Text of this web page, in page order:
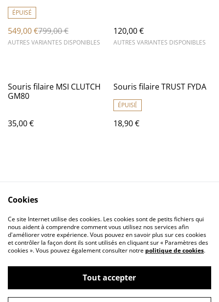
ÉPUISÉ
549,00 €799,00 €
AUTRES VARIANTES DISPONIBLES
120,00 €
AUTRES VARIANTES DISPONIBLES
Souris filaire MSI CLUTCH
GM80
35,00 €
Souris filaire TRUST FYDA
ÉPUISÉ
18,90 €
Contact Us
Legal Terms
Privacy Policy
Cookie Policy
©2026RDX Multimédia
Cookies
Ce site Internet utilise des cookies. Les cookies sont de petits fichiers qui
nous aident à comprendre comment vous utilisez nos services afin
d'améliorer votre expérience. Vous pouvez en savoir plus sur ces cookies
et contrôler la façon dont ils sont utilisés en cliquant sur « Paramètres des
cookies ». Vous pouvez également consulter notre politique de cookies.
Tout accepter